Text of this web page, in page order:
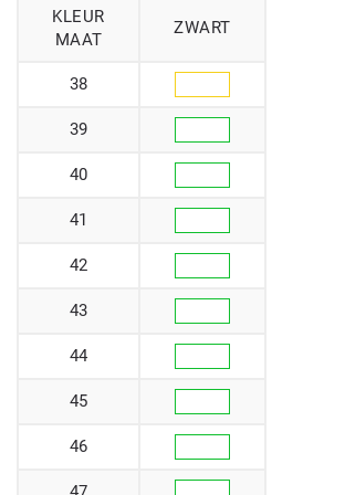
KLEUR
MAAT
ZWART
38
39
40
41
42
43
44
45
46